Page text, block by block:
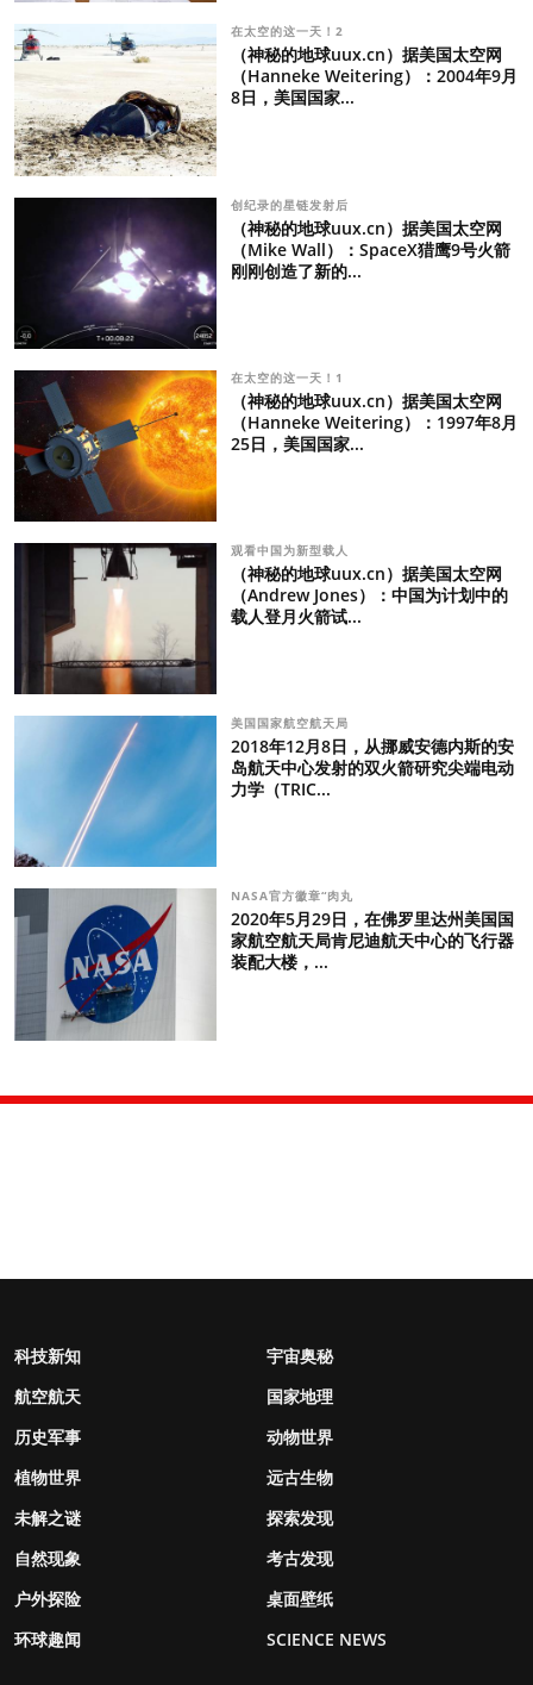
在太空的这一天！2
（神秘的地球uux.cn）据美国太空网
（Hanneke Weitering）：2004年9月
8日，美国国家...
创纪录的星链发射后
（神秘的地球uux.cn）据美国太空网
（Mike Wall）：SpaceX猎鹰9号火箭
刚刚创造了新的...
在太空的这一天！1
（神秘的地球uux.cn）据美国太空网
（Hanneke Weitering）：1997年8月
25日，美国国家...
观看中国为新型载人
（神秘的地球uux.cn）据美国太空网
（Andrew Jones）：中国为计划中的
载人登月火箭试...
美国国家航空航天局
2018年12月8日，从挪威安德内斯的安
岛航天中心发射的双火箭研究尖端电动
力学（TRIC...
NASA官方徽章“肉丸
2020年5月29日，在佛罗里达州美国国
家航空航天局肯尼迪航天中心的飞行器
装配大楼，...
科技新知
宇宙奥秘
航空航天
国家地理
历史军事
动物世界
植物世界
远古生物
未解之谜
探索发现
自然现象
考古发现
户外探险
桌面壁纸
环球趣闻
SCIENCE NEWS